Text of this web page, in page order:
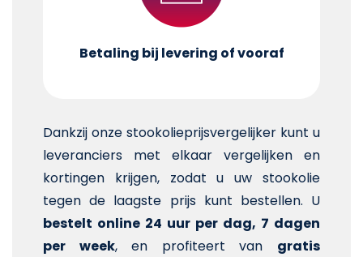
Betaling bij levering of vooraf
Dankzij onze stookolieprijsvergelijker kunt u
leveranciers met elkaar vergelijken en
kortingen krijgen, zodat u uw stookolie
tegen de laagste prijs kunt bestellen. U
bestelt online 24 uur per dag, 7 dagen
per week, en profiteert van gratis